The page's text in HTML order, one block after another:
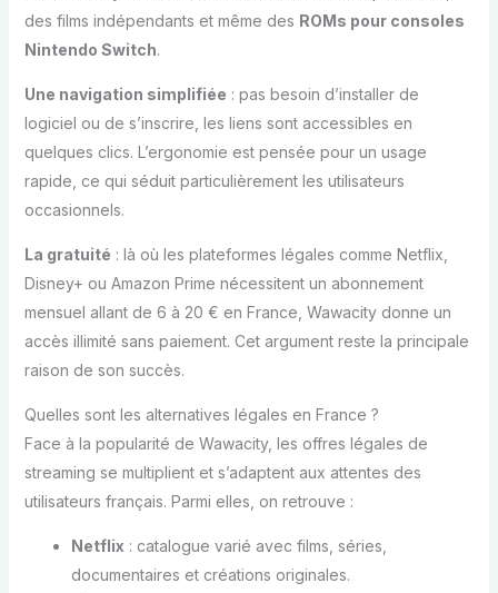
des films indépendants et même des ROMs pour consoles
Nintendo Switch.
Une navigation simplifiée : pas besoin d’installer de
logiciel ou de s’inscrire, les liens sont accessibles en
quelques clics. L’ergonomie est pensée pour un usage
rapide, ce qui séduit particulièrement les utilisateurs
occasionnels.
La gratuité : là où les plateformes légales comme Netflix,
Disney+ ou Amazon Prime nécessitent un abonnement
mensuel allant de 6 à 20 € en France, Wawacity donne un
accès illimité sans paiement. Cet argument reste la principale
raison de son succès.
Quelles sont les alternatives légales en France ?
Face à la popularité de Wawacity, les offres légales de
streaming se multiplient et s’adaptent aux attentes des
utilisateurs français. Parmi elles, on retrouve :
Netflix : catalogue varié avec films, séries,
documentaires et créations originales.